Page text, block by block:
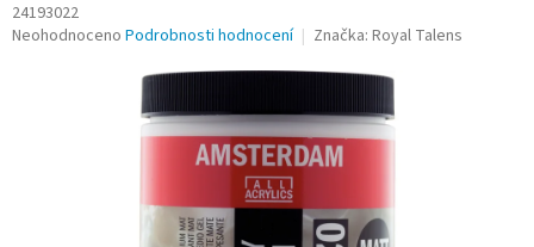
24193022
Průměrné
Neohodnoceno Podrobnosti hodnocení Značka: Royal Talens